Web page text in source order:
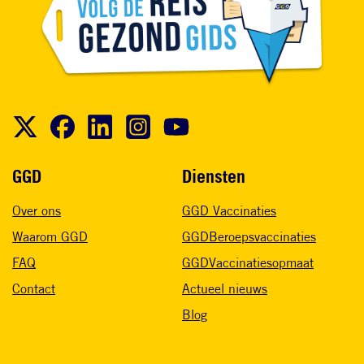
Voet
GGD
Over ons
Waarom GGD
FAQ
Contact
Diensten
GGD Vaccinaties
GGDBeroepsvaccinaties
GGDVaccinatiesopmaat
Actueel nieuws
Blog